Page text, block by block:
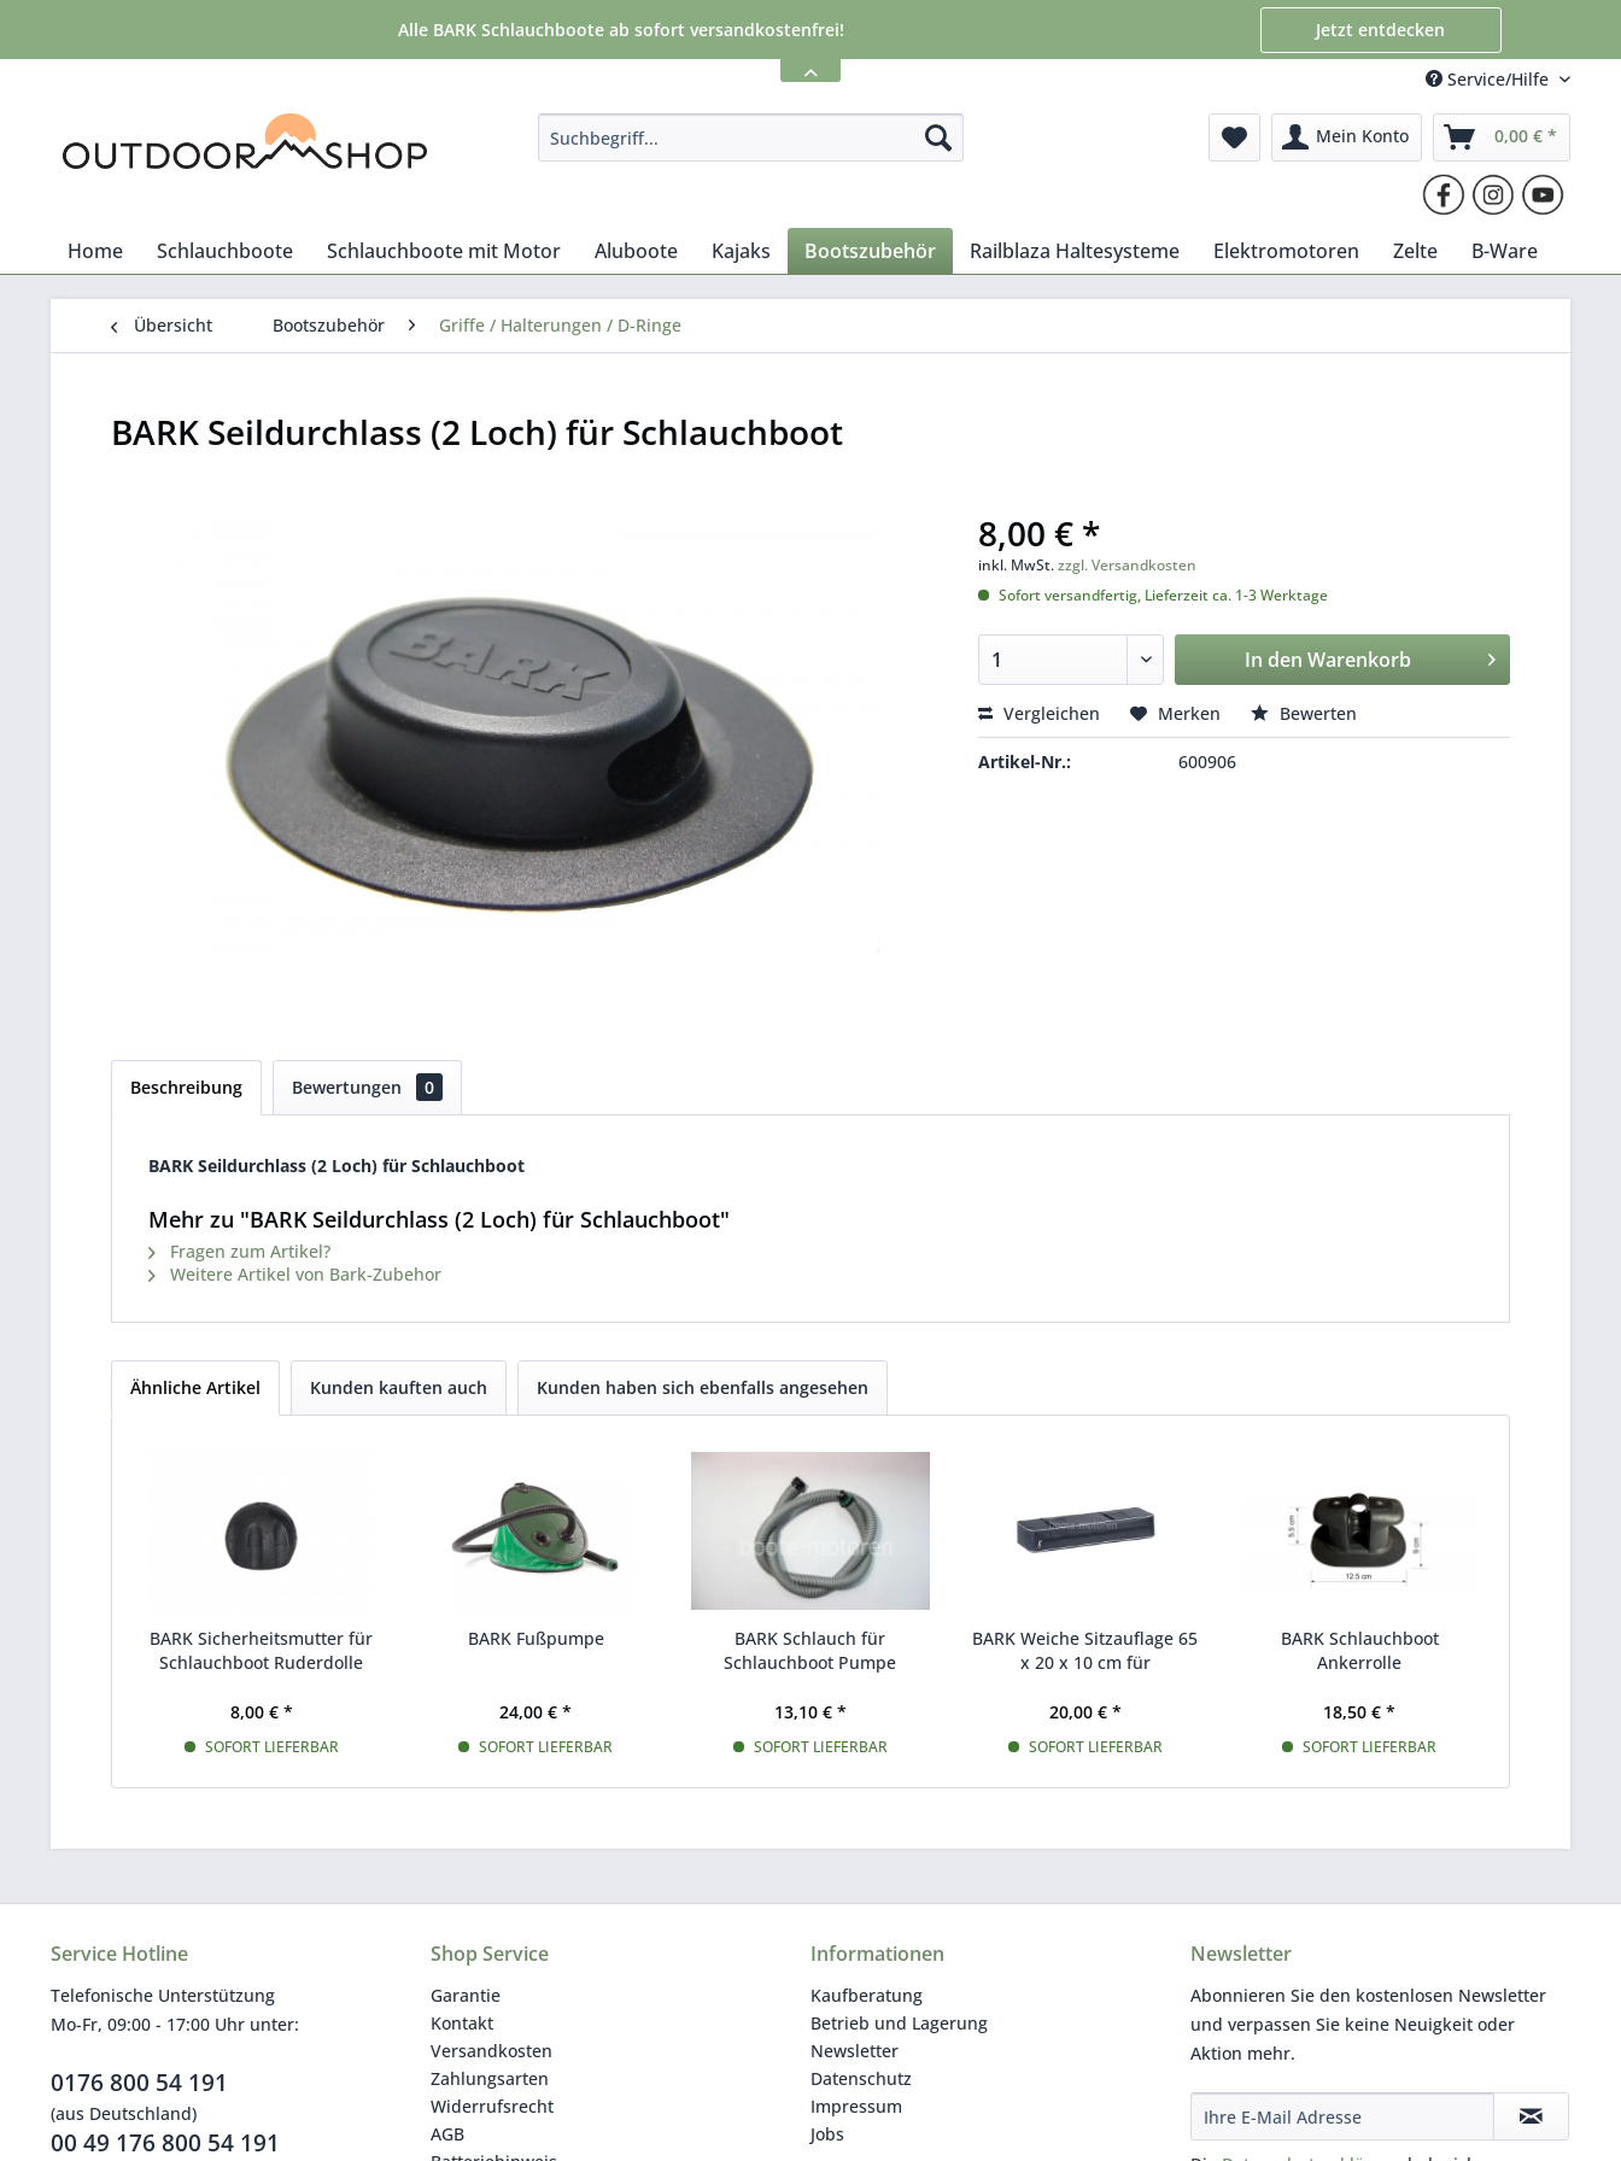
Alle BARK Schlauchboote ab sofort versandkostenfrei! Jetzt entdecken
Service/Hilfe
Mein Konto 0,00 € *
Home Schlauchboote Schlauchboote mit Motor Aluboote Kajaks Bootszubehör Railblaza Haltesysteme Elektromotoren Zelte B-Ware
Übersicht Bootszubehör Griffe / Halterungen / D-Ringe
BARK Seildurchlass (2 Loch) für Schlauchboot
8,00 € *
inkl. MwSt.zzgl. Versandkosten
Sofort versandfertig, Lieferzeit ca. 1-3 Werktage
In den Warenkorb
Vergleichen Merken Bewerten
Artikel-Nr.: 600906
Beschreibung Bewertungen 0
BARK Seildurchlass (2 Loch) für Schlauchboot
Mehr zu "BARK Seildurchlass (2 Loch) für Schlauchboot"
Fragen zum Artikel?
Weitere Artikel von Bark-Zubehor
Ähnliche Artikel Kunden kauften auch Kunden haben sich ebenfalls angesehen
BARK Sicherheitsmutter für
Schlauchboot Ruderdolle
8,00 € *
SOFORT LIEFERBAR
BARK Fußpumpe
24,00 € *
SOFORT LIEFERBAR
BARK Schlauch für
Schlauchboot Pumpe
13,10 € *
SOFORT LIEFERBAR
BARK Weiche Sitzauflage 65
x 20 x 10 cm für
20,00 € *
SOFORT LIEFERBAR
BARK Schlauchboot
Ankerrolle
18,50 € *
SOFORT LIEFERBAR
Service Hotline
Telefonische Unterstützung
Mo-Fr, 09:00 - 17:00 Uhr unter:
0176 800 54 191
(aus Deutschland)
00 49 176 800 54 191
Shop Service
Garantie
Kontakt
Versandkosten
Zahlungsarten
Widerrufsrecht
AGB
Informationen
Kaufberatung
Betrieb und Lagerung
Newsletter
Datenschutz
Impressum
Jobs
Newsletter
Abonnieren Sie den kostenlosen Newsletter
und verpassen Sie keine Neuigkeit oder
Aktion mehr.